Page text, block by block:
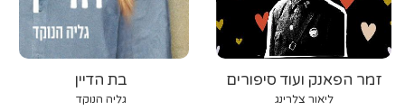
בת הדיין
גליה הנוקד
זמר הפאנק ועוד סיפורים
ליאור צלרינג